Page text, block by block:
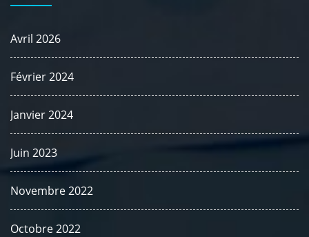
Avril 2026
Février 2024
Janvier 2024
Juin 2023
Novembre 2022
Octobre 2022